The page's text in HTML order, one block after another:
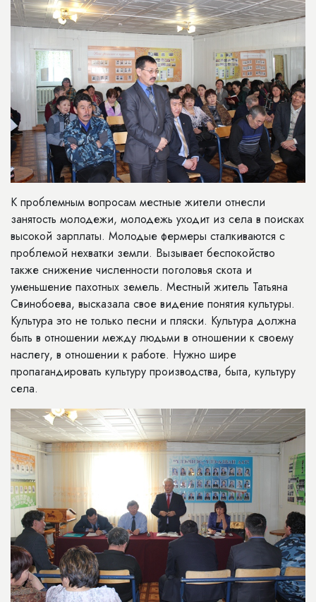
К проблемным вопросам местные жители отнесли
занятость молодежи, молодежь уходит из села в поисках
высокой зарплаты. Молодые фермеры сталкиваются с
проблемой нехватки земли. Вызывает беспокойство
также снижение численности поголовья скота и
уменьшение пахотных земель. Местный житель Татьяна
Свинобоева, высказала свое видение понятия культуры.
Культура это не только песни и пляски. Культура должна
быть в отношении между людьми в отношении к своему
наслегу, в отношении к работе. Нужно шире
пропагандировать культуру производства, быта, культуру
села.